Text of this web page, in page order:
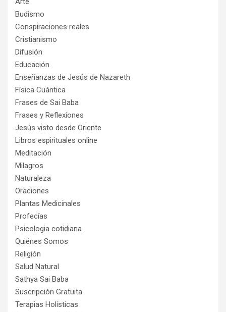
Budismo
Conspiraciones reales
Cristianismo
Difusión
Educación
Enseñanzas de Jesús de Nazareth
Física Cuántica
Frases de Sai Baba
Frases y Reflexiones
Jesús visto desde Oriente
Libros espirituales online
Meditación
Milagros
Naturaleza
Oraciones
Plantas Medicinales
Profecías
Psicologia cotidiana
Quiénes Somos
Religión
Salud Natural
Sathya Sai Baba
Suscripción Gratuita
Terapias Holísticas